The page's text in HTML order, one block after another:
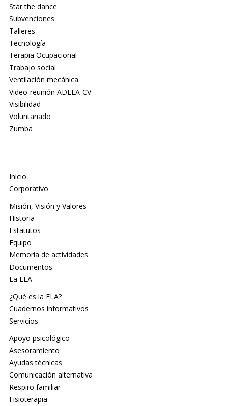
Star the dance
Subvenciones
Talleres
Tecnología
Terapia Ocupacional
Trabajo social
Ventilación mecánica
Video-reunión ADELA-CV
Visibilidad
Voluntariado
Zumba
Inicio
Corporativo
Misión, Visión y Valores
Historia
Estatutos
Equipo
Memoria de actividades
Documentos
La ELA
¿Qué es la ELA?
Cuadernos informativos
Servicios
Apoyo psicológico
Asesoramiento
Ayudas técnicas
Comunicación alternativa
Respiro familiar
Fisioterapia